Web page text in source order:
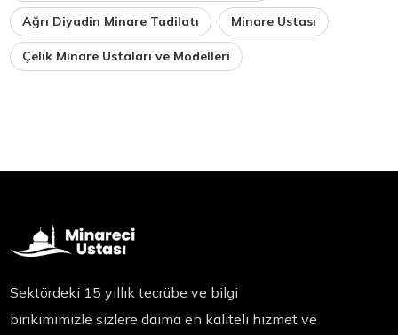
Ağrı Diyadin Minare Tadilatı Minare Ustası
Çelik Minare Ustaları ve Modelleri
Sektördeki 15 yıllık tecrübe ve bilgi
birikimimizle sizlere daima en kaliteli hizmet ve